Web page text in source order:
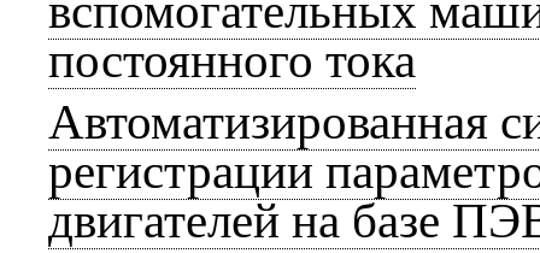
постоянного тока
Автоматизированная
регистрации
двигателей на базе